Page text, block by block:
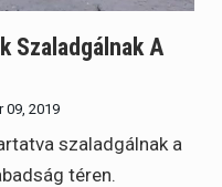
Szaladgálnak A
09, 2019
szaladgálnak a
téren.